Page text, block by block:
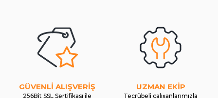
GÜVENLİ ALIŞVERİŞ
256Bit SSL Sertifikası ile
UZMAN EKİP
Tecrübeli çalışanlarımızla